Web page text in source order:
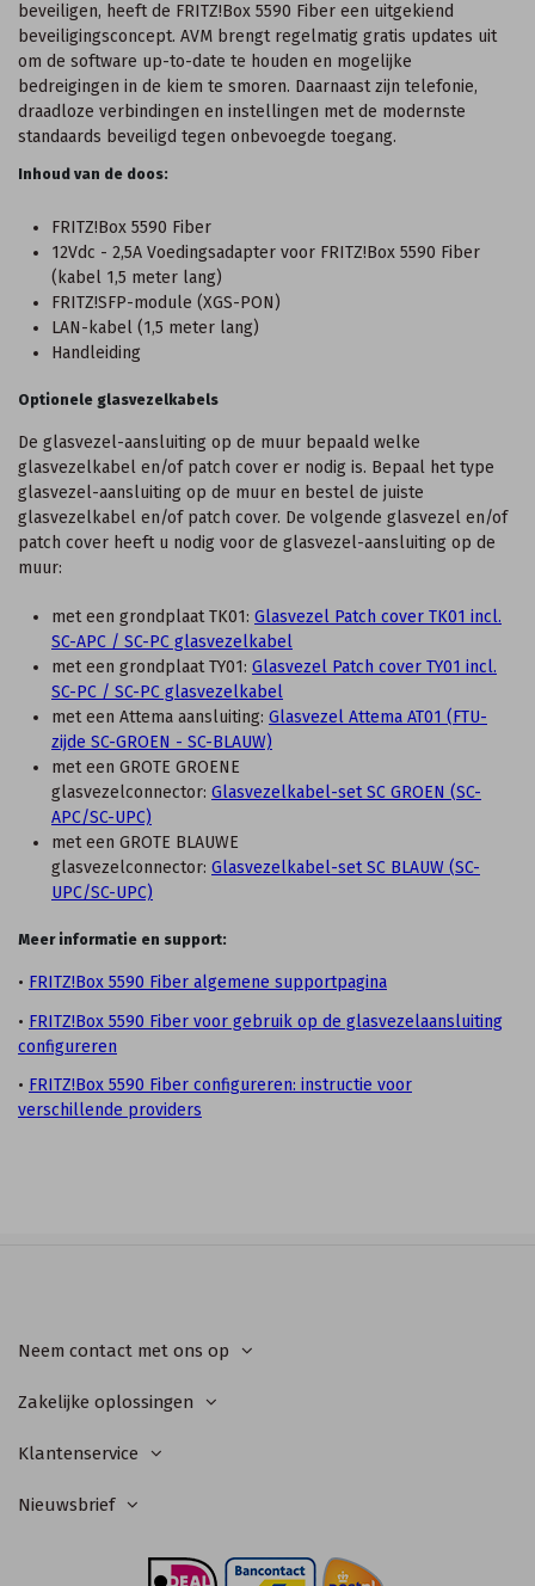
beveiligen, heeft de FRITZ!Box 5590 Fiber een uitgekiend
beveiligingsconcept. AVM brengt regelmatig gratis updates uit
om de software up-to-date te houden en mogelijke
bedreigingen in de kiem te smoren. Daarnaast zijn telefonie,
draadloze verbindingen en instellingen met de modernste
standaards beveiligd tegen onbevoegde toegang.
Inhoud van de doos:
FRITZ!Box 5590 Fiber
12Vdc - 2,5A Voedingsadapter voor FRITZ!Box 5590 Fiber
(kabel 1,5 meter lang)
FRITZ!SFP-module (XGS-PON)
LAN-kabel (1,5 meter lang)
Handleiding
Optionele glasvezelkabels
De glasvezel-aansluiting op de muur bepaald welke
glasvezelkabel en/of patch cover er nodig is. Bepaal het type
glasvezel-aansluiting op de muur en bestel de juiste
glasvezelkabel en/of patch cover. De volgende glasvezel en/of
patch cover heeft u nodig voor de glasvezel-aansluiting op de
muur:
met een grondplaat TK01: Glasvezel Patch cover TK01 incl.
SC-APC / SC-PC glasvezelkabel
met een grondplaat TY01: Glasvezel Patch cover TY01 incl.
SC-PC / SC-PC glasvezelkabel
met een Attema aansluiting: Glasvezel Attema AT01 (FTU-
zijde SC-GROEN - SC-BLAUW)
met een GROTE GROENE
glasvezelconnector: Glasvezelkabel-set SC GROEN (SC-
APC/SC-UPC)
met een GROTE BLAUWE
glasvezelconnector: Glasvezelkabel-set SC BLAUW (SC-
UPC/SC-UPC)
Meer informatie en support:
• FRITZ!Box 5590 Fiber algemene supportpagina
• FRITZ!Box 5590 Fiber voor gebruik op de glasvezelaansluiting
configureren
• FRITZ!Box 5590 Fiber configureren: instructie voor
verschillende providers
Neem contact met ons op
Zakelijke oplossingen
Klantenservice
Nieuwsbrief